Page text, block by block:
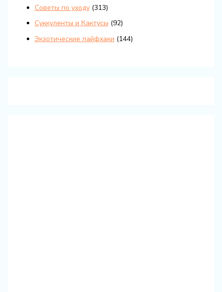
Советы по уходу(313)
Суккуленты и Кактусы (92)
Экзотические лайфхаки (144)